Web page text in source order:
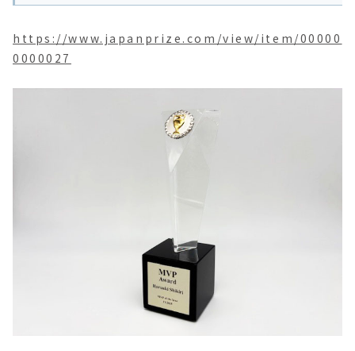
https://www.japanprize.com/view/item/00000
0000027